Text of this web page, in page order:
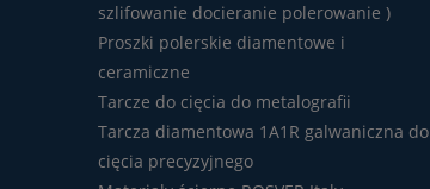
szlifowanie docieranie polerowanie )
Proszki polerskie diamentowe i
ceramiczne
Tarcze do cięcia do metalografii
Tarcza diamentowa 1A1R galwaniczna do
cięcia precyzyjnego